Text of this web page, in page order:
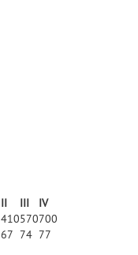
II III
IV
410570700
67 74 77